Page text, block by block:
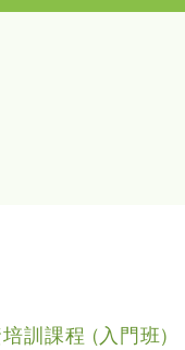
訓課程 (入門班)